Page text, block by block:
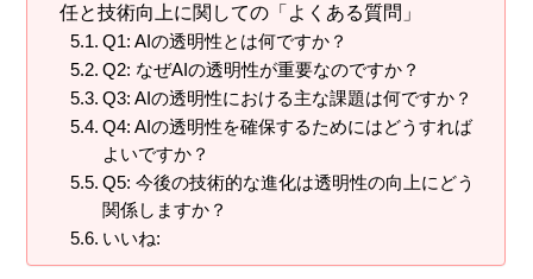
任と技術向上に関しての「よくある質問」
Q1: AIの透明性とは何ですか？
Q2: なぜAIの透明性が重要なのですか？
Q3: AIの透明性における主な課題は何ですか？
Q4: AIの透明性を確保するためにはどうすれば
よいですか？
Q5: 今後の技術的な進化は透明性の向上にどう
関係しますか？
いいね: